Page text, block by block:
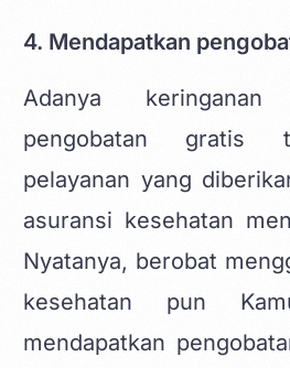
4. Mendapatkan
Adanya
pengobatan gratis
pelayanan yang
asuransi kesehatan
Nyatanya, berobat
kesehatan pun
mendapatkan